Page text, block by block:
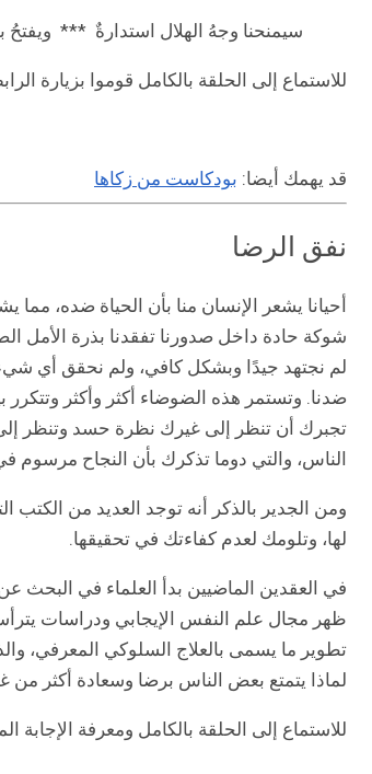
سيمنحنا وجهُ الهلال استدارةٌ *** ويفتحُ
للاستماع إلى الحلقة بالكامل قوموا بزيارة
قد يهمك أيضا: بودكاست من زكاها
نفق الرضا
أحيانا يشعر الإنسان منا بأن الحياة ضده،
شوكة حادة داخل صدورنا تفقدنا بذرة الأمل
لم نجتهد جيدًا وبشكل كافي، ولم نحقق أي
ضدنا. وتستمر هذه الضوضاء أكثر وأكثر
تجبرك أن تنظر إلى غيرك نظرة حسد وتنظر إلى
الناس، والتي دوما تذكرك بأن النجاح مرسوم
ومن الجدير بالذكر أنه توجد العديد من
لها، وتلومك لعدم كفاءتك في تحقيقها.
في العقدين الماضيين بدأ العلماء في البحث
ظهر مجال علم النفس الإيجابي ودراسات
تطوير ما يسمى بالعلاج السلوكي المعرفي،
لماذا يتمتع بعض الناس برضا وسعادة أكثر من
للاستماع إلى الحلقة بالكامل ومعرفة الإجابة